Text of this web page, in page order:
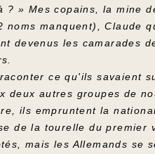
? » Mes copains, la mine
noms manquent), Claude
devenus les camarades
ce qu'ils savaient
deux autres groupes de
ils empruntent la
de la tourelle du premier
mais les Allemands se